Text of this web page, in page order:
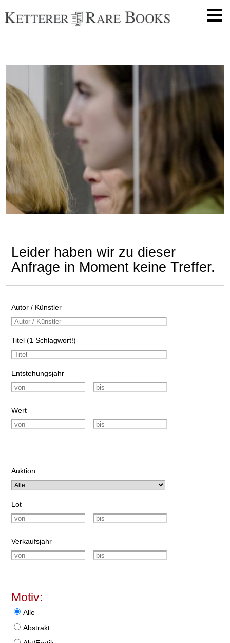
Leider haben wir zu dieser
Anfrage in Moment keine Treffer.
Autor / Künstler
Titel (1 Schlagwort!)
Entstehungsjahr
Wert
Auktion
Lot
Verkaufsjahr
Motiv:
Alle
Abstrakt